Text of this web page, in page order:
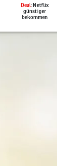
Deal: Netflix
günstiger
bekommen